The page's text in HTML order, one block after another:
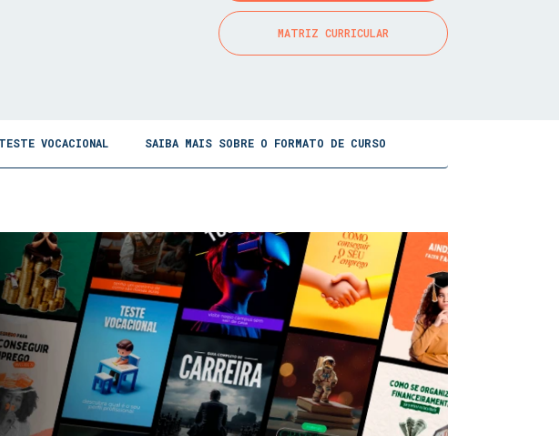
MATRIZ CURRICULAR
TESTE VOCACIONAL SAIBA MAIS SOBRE O FORMATO DE CURSO